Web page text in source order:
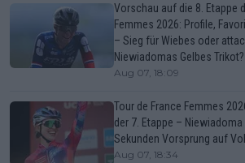
Vorschau auf die 8. Etappe
Femmes 2026: Profile,
– Sieg für Wiebes oder
Niewiadomas Gelbes Trikot?
Aug 07, 18:09
Tour de France Femmes
der 7. Etappe –
Sekunden Vorsprung auf
Aug 07, 18:34